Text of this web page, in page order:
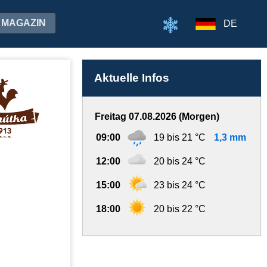
MAGAZIN DE
Aktuelle Infos
Freitag 07.08.2026 (Morgen)
09:00 19 bis 21 °C 1,3 mm
12:00 20 bis 24 °C
15:00 23 bis 24 °C
18:00 20 bis 22 °C